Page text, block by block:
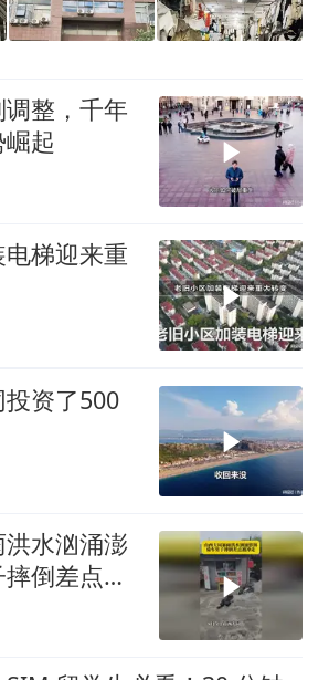
整，千年
起
梯迎来重
资了500
水汹涌澎
倒差点被